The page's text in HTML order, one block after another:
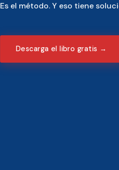
Es el método. Y eso tiene
Descarga el libro gratis →